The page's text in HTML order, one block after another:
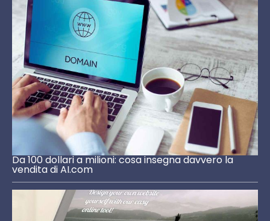
Da 100 dollari a milioni: cosa insegna davvero la
vendita di AI.com